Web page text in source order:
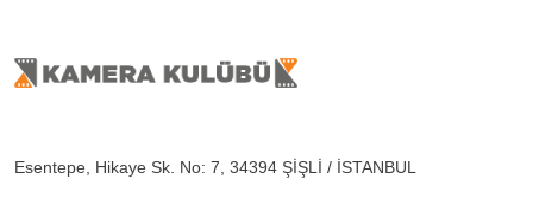
Esentepe, Hikaye Sk. No: 7, 34394 ŞİŞLİ / İSTANBUL